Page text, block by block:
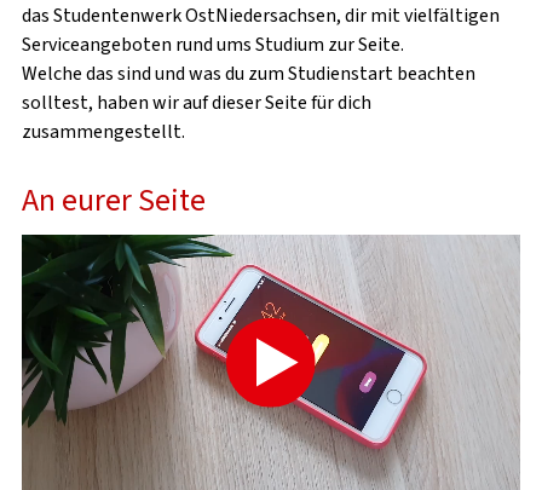
WISSENSWERTES
SOZIAL- UND
STUDIENFINANZIERUNGSBERATUNG
PSYCHOTHERAPEUTISCHE
BERATUNGSSTELLE
RECHTSBERATUNG
KITA CAMPUS
das Studentenwerk OstNiedersachsen, dir mit vielfältigen
Serviceangeboten rund ums Studium zur Seite.
Welche das sind und was du zum Studienstart beachten
solltest, haben wir auf dieser Seite für dich
zusammengestellt.
An eurer Seite